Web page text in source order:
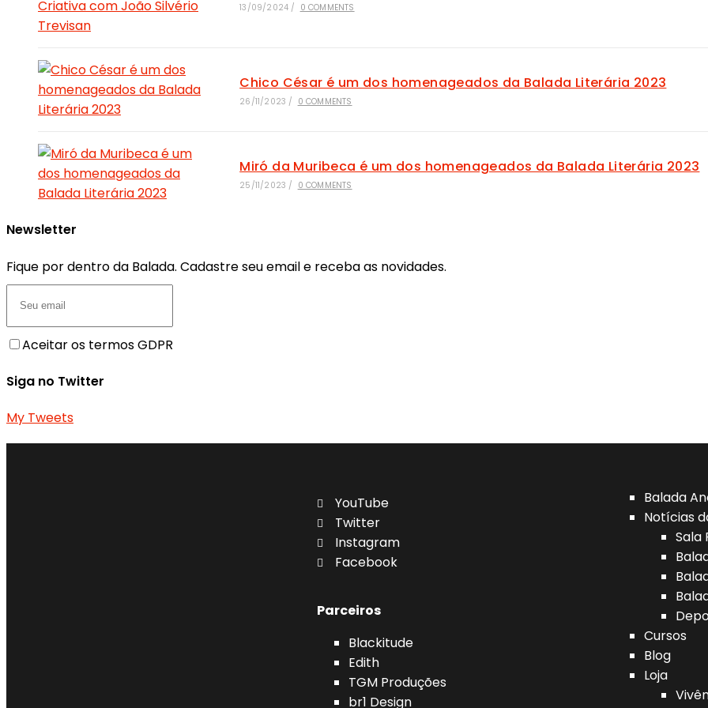
13/09/2024 / 0 COMMENTS
Chico César é um dos homenageados da Balada Literária 2023
26/11/2023 / 0 COMMENTS
Miró da Muribeca é um dos homenageados da Balada Literária 2023
25/11/2023 / 0 COMMENTS
Newsletter
Fique por dentro da Balada. Cadastre seu email e receba as novidades.
Aceitar os termos GDPR
Siga no Twitter
My Tweets
YouTube
Twitter
Instagram
Facebook
Parceiros
Blackitude
Edith
TGM Produções
br1 Design
Balada
Notícias
Sala
Cursos
Blog
Loja